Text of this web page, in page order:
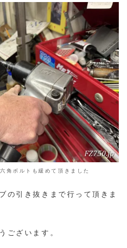
角ボルトも緩めて頂きました
の引き抜きまで行って頂きま
ございます。